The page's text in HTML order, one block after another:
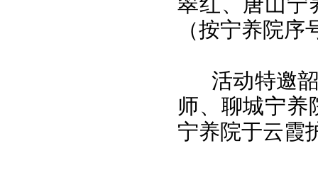
（按宁养院序
活动特邀
师、聊城宁养
宁养院于云霞